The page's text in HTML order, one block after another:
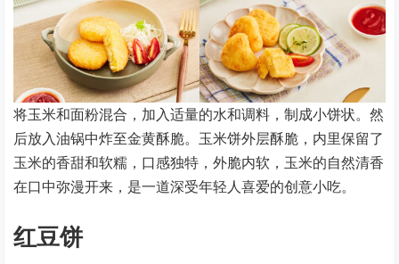
将玉米和面粉混合，加入适量的水和调料，制成小饼状。然
后放入油锅中炸至金黄酥脆。玉米饼外层酥脆，内里保留了
玉米的香甜和软糯，口感独特，外脆内软，玉米的自然清香
在口中弥漫开来，是一道深受年轻人喜爱的创意小吃。
红豆饼